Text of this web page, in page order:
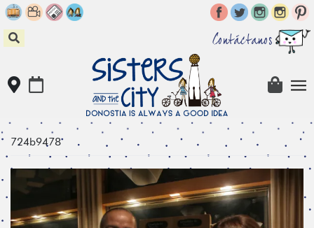
Skip
to
content
Contáctanos
724b9478